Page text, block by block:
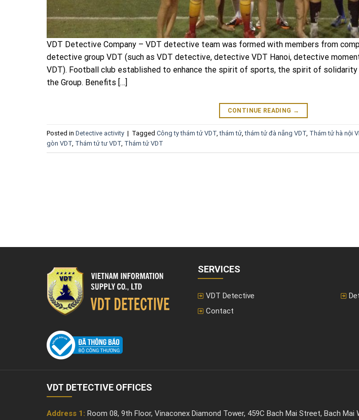
VDT Detective Company – VDT detective team was formed with members from
detective group VDT (such as VDT detective, detective VDT Hanoi, detective
VDT). Football club established to enhance the spirit of sports, the spirit of
the Group. Benefits […]
CONTINUE READING →
Posted in Detective activity | Tagged Công ty thám tử VDT ,thám tử ,thám tử đà nẵng VDT Thám tử hà nội
gòn VDT Thám tử tư VDT Thám tử VDT
SERVICES
VDT Detective
Contact
VDT DETECTIVE OFFICES
Address 1: Room 08, 9th Floor, Vinaconex Diamond Tower, 459C Bach Mai Street, Bach Mai